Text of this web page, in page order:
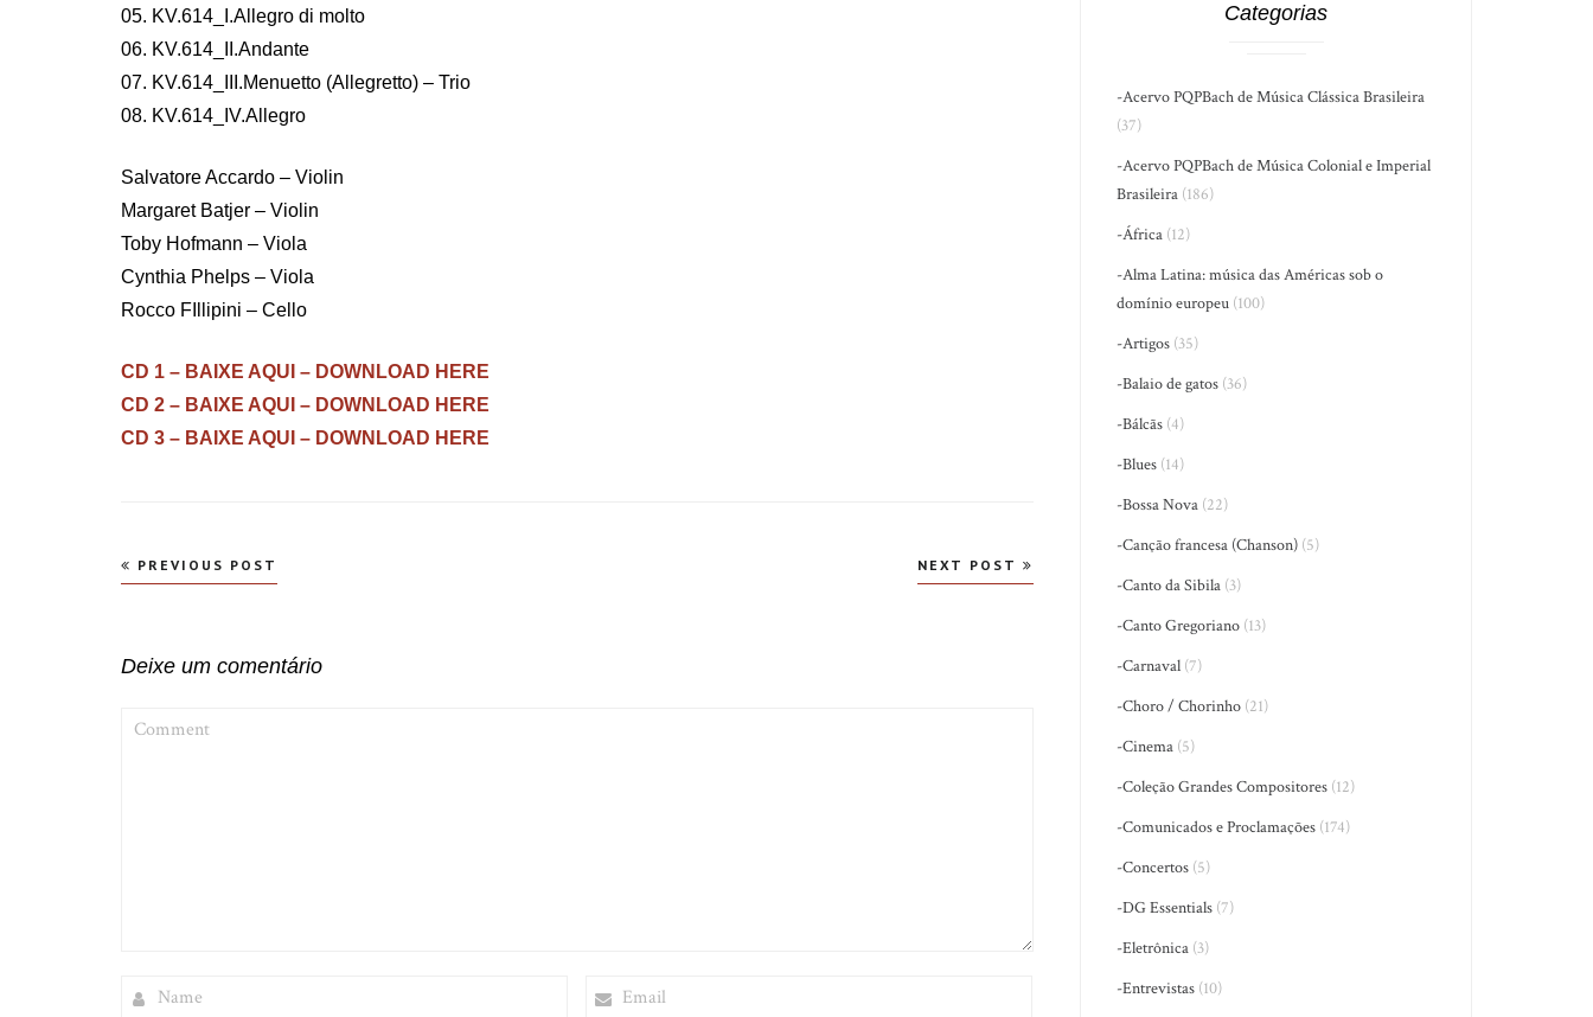
05. KV.614_I.Allegro di molto
06. KV.614_II.Andante
07. KV.614_III.Menuetto (Allegretto) – Trio
08. KV.614_IV.Allegro
Salvatore Accardo – Violin
Margaret Batjer – Violin
Toby Hofmann – Viola
Cynthia Phelps – Viola
Rocco FIllipini – Cello
CD 1 – BAIXE AQUI – DOWNLOAD HERE
CD 2 – BAIXE AQUI – DOWNLOAD HERE
CD 3 – BAIXE AQUI – DOWNLOAD HERE
Navegação
PREVIOUS POST NEXT POST
Deixe um comentário
Categorias
-Acervo PQPBach de Música Clássica Brasileira
(37)
-Acervo PQPBach de Música Colonial e Imperial
Brasileira (186)
-África (12)
-Alma Latina: música das Américas sob o
domínio europeu (100)
-Artigos (35)
-Balaio de gatos (36)
-Bálcãs (4)
-Blues (14)
-Bossa Nova (22)
-Canção francesa (Chanson) (5)
-Canto da Sibila (3)
-Canto Gregoriano (13)
-Carnaval (7)
-Choro / Chorinho (21)
-Cinema (5)
-Coleção Grandes Compositores (12)
-Comunicados e Proclamações (174)
-Concertos (5)
-DG Essentials (7)
-Eletrônica (3)
-Entrevistas (10)